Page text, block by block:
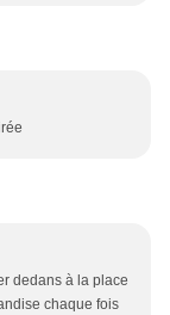
dedans à la place
chaque fois